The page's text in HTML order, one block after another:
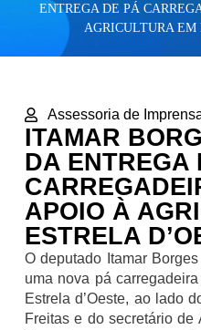
ENTREGA DE PÁ
AGRICULTURA EM
Assessoria de
ITAMAR
DA ENTREGA
APOIO À
ESTRELA
O deputado Itamar
uma nova pá
Estrela d’Oeste, ao lado
Freitas e do secretário de